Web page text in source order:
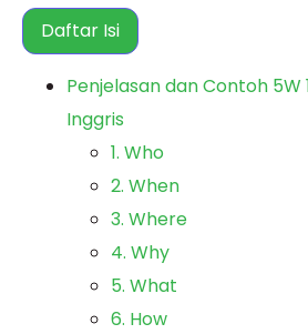
Daftar Isi
Penjelasan dan Contoh 5W
Inggris
1. Who
2. When
3. Where
4. Why
5. What
6. How